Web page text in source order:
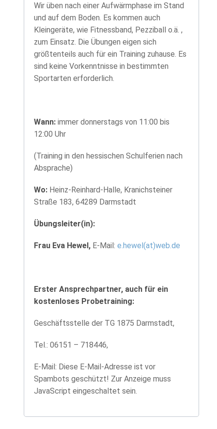
Wir üben nach einer Aufwärmphase im Stand
und auf dem Boden. Es kommen auch
Kleingeräte, wie Fitnessband, Pezziball o.ä. ,
zum Einsatz. Die Übungen eigen sich
größtenteils auch für ein Training zuhause. Es
sind keine Vorkenntnisse in bestimmten
Sportarten erforderlich.
Wann: immer donnerstags von 11:00 bis
12:00 Uhr
(Training in den hessischen Schulferien nach
Absprache)
Wo: Heinz-Reinhard-Halle, Kranichsteiner
Straße 183, 64289 Darmstadt
Übungsleiter(in):
Frau Eva Hewel, E-Mail: e.hewel(at)web.de
Erster Ansprechpartner, auch für ein
kostenloses Probetraining:
Geschäftsstelle der TG 1875 Darmstadt,
Tel.: 06151 – 718446,
E-Mail: Diese E-Mail-Adresse ist vor
Spambots geschützt! Zur Anzeige muss
JavaScript eingeschaltet sein.